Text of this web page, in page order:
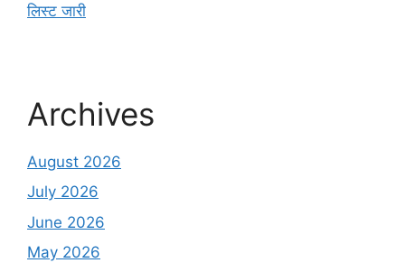
लिस्ट जारी
Archives
August 2026
July 2026
June 2026
May 2026